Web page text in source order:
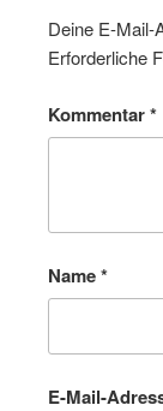
Deine E-Mail-
Erforderliche
Kommentar*
Name*
E-Mail-